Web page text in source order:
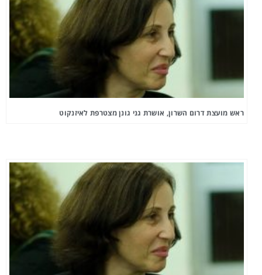
ראש מועצת דרום השרון, אושרת גני גונן מצטרפת לאיזנקוט